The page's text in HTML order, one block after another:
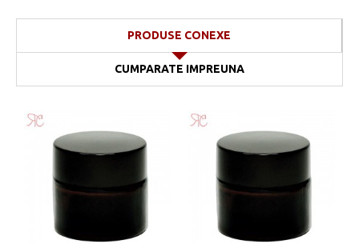
PRODUSE CONEXE
CUMPARATE IMPREUNA